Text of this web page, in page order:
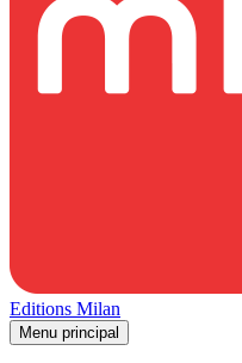
Editions Milan
Menu principal